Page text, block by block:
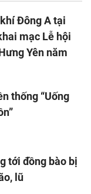
Đông A tại
mạc Lễ hội
Yên năm
thống “Uống
tới đồng bào bị
lũ